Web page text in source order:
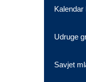
Kalendar
Udruge
Savjet